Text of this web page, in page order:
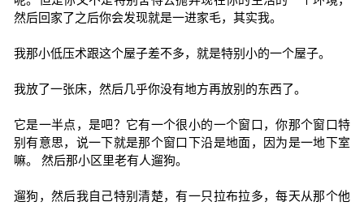
然后回家了之后你会发现就是一进家毛，其实我。
我那小低压术跟这个屋子差不多，就是特别小的一个屋子。
我放了一张床，然后几乎你没有地方再放别的东西了。
它是一半点，是吧？它有一个很小的一个窗口，你那个窗口特
别有意思，说一下就是那个窗口下沿是地面，因为是一地下室
嘛。 然后那小区里老有人遛狗。
遛狗，然后我自己特别清楚，有一只拉布拉多，每天从那个他